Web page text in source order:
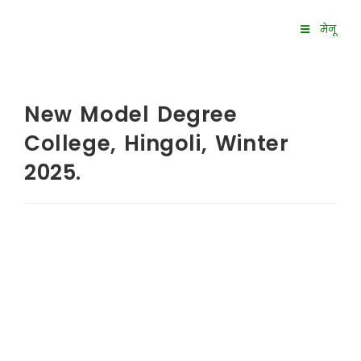
मेनू
New Model Degree
College, Hingoli, Winter
2025.